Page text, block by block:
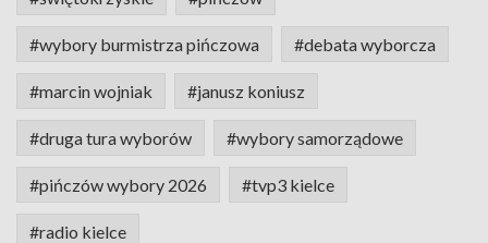
#wybory burmistrza pińczowa #debata wyborcza
#marcin wojniak #janusz koniusz
#druga tura wyborów #wybory samorządowe
#pińczów wybory 2026 #tvp3 kielce
#radio kielce